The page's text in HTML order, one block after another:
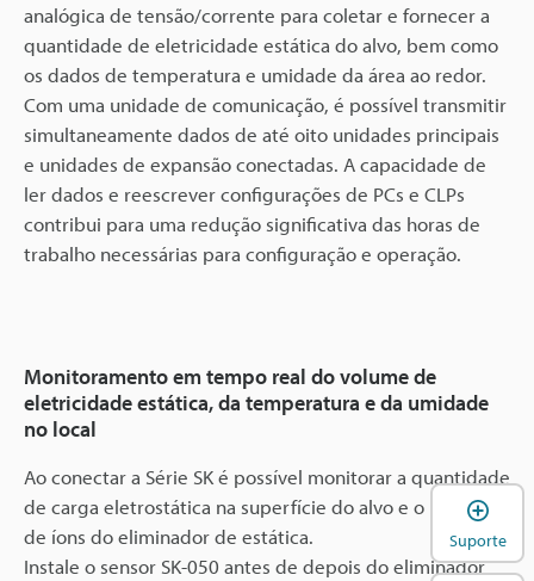
analógica de tensão/corrente para coletar e fornecer a
quantidade de eletricidade estática do alvo, bem como
os dados de temperatura e umidade da área ao redor.
Com uma unidade de comunicação, é possível transmitir
simultaneamente dados de até oito unidades principais
e unidades de expansão conectadas. A capacidade de
ler dados e reescrever configurações de PCs e CLPs
contribui para uma redução significativa das horas de
trabalho necessárias para configuração e operação.
Monitoramento em tempo real do volume de
eletricidade estática, da temperatura e da umidade
no local
Ao conectar a Série SK é possível monitorar a quantidade
de carga eletrostática na superfície do alvo e o balanço
de íons do eliminador de estática.
Instale o sensor SK-050 antes de depois do eliminador
Suporte